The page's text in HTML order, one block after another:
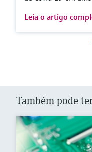
Leia o artigo
Também pode